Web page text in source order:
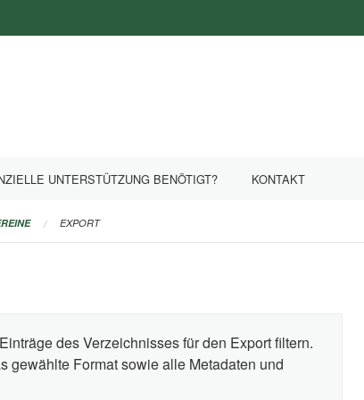
UNTERSTÜTZUNG BENÖTIGT? KONTAKT
EXPORT
des Verzeichnisses für den Export filtern.
gewählte Format sowie alle Metadaten und